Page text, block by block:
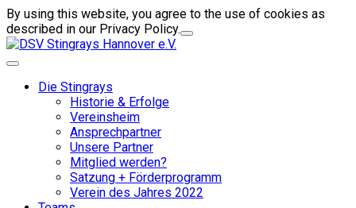
By using this website, you agree to the use of cookies as
described in our Privacy Policy.
Die Stingrays
Historie & Erfolge
Vereinsheim
Ansprechpartner
Unsere Partner
Mitglied werden?
Satzung + Förderprogramm
Verein des Jahres 2022